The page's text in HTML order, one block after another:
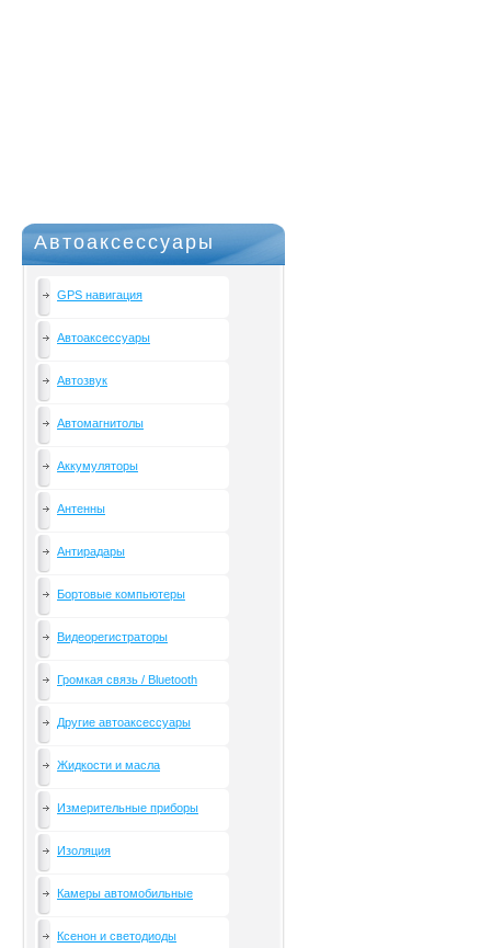
Автоаксессуары
GPS навигация
Автоаксессуары
Автозвук
Автомагнитолы
Аккумуляторы
Антенны
Антирадары
Бортовые компьютеры
Видеорегистраторы
Громкая связь / Bluetooth
Другие автоаксессуары
Жидкости и масла
Измерительные приборы
Изоляция
Камеры автомобильные
Ксенон и светодиоды